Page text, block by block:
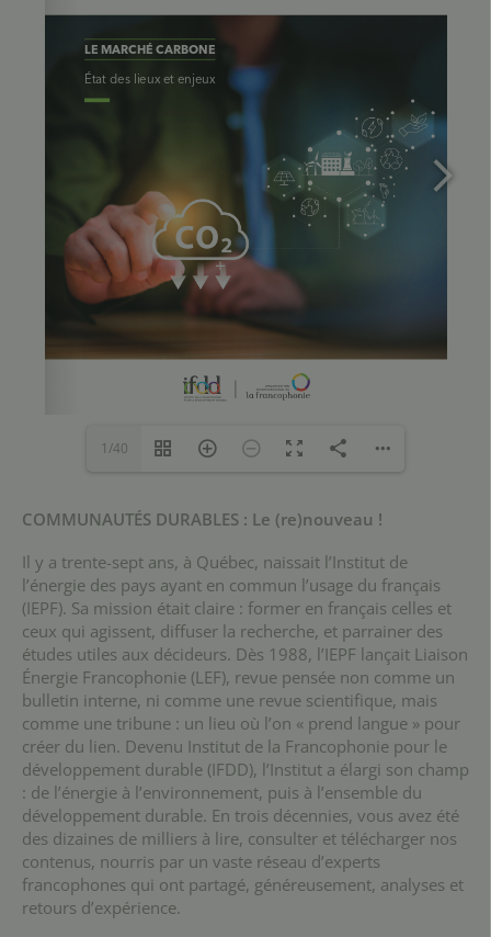
Coordination : Service communication IFDD
Design et infographie : Perfection Design inc.
Collection
Collection Études prospectives
Diffuseurs
IFDD_OIF
1/40
COMMUNAUTÉS DURABLES : Le (re)nouveau !
Il y a trente-sept ans, à Québec, naissait l’Institut de
l’énergie des pays ayant en commun l’usage du français
(IEPF). Sa mission était claire : former en français celles et
ceux qui agissent, diffuser la recherche, et parrainer des
études utiles aux décideurs. Dès 1988, l’IEPF lançait Liaison
Énergie Francophonie (LEF), revue pensée non comme un
bulletin interne, ni comme une revue scientifique, mais
comme une tribune : un lieu où l’on « prend langue » pour
créer du lien. Devenu Institut de la Francophonie pour le
développement durable (IFDD), l’Institut a élargi son champ
: de l’énergie à l’environnement, puis à l’ensemble du
développement durable. En trois décennies, vous avez été
des dizaines de milliers à lire, consulter et télécharger nos
contenus, nourris par un vaste réseau d’experts
francophones qui ont partagé, généreusement, analyses et
retours d’expérience.